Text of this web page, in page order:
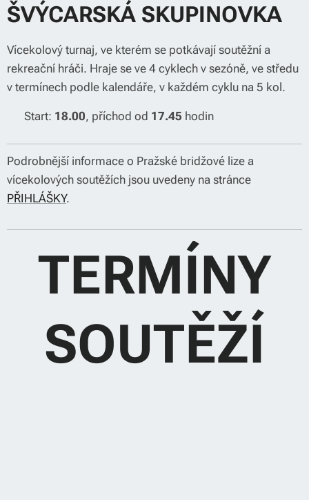
ŠVÝCARSKÁ SKUPINOVKA
Vícekolový turnaj, ve kterém se potkávají soutěžní a
rekreační hráči. Hraje se ve 4 cyklech v sezóně, ve středu
v termínech podle kalendáře, v každém cyklu na 5 kol.
⌚ Start: 18.00, příchod od 17.45 hodin
Podrobnější informace o Pražské bridžové lize a
vícekolových soutěžích jsou uvedeny na stránce
PŘIHLÁŠKY.
TERMÍNY
SOUTĚŽÍ